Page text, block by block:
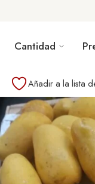
Cantidad
Añadir a la lista